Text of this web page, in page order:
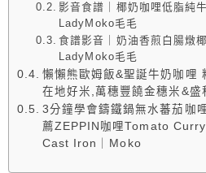
影音食譜｜椰奶咖哩低脂純
LadyMoko毛毛
食譜影音｜奶油香煎白腸燉
LadyMoko毛毛
懶懶熊歐姆飯&聖誕牛奶咖哩
在地好米,萬穗豐饒金穗米&
3分鐘學會鑄鐵鍋無水蕃茄咖
薦ZEPPIN咖哩Tomato
Cast Iron｜Moko